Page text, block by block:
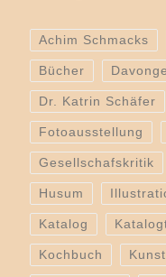
Achim Schmacks
Bücher
Dr. Katrin Schäfer
Fotoausstellung
Gesellschafskritik
Husum
Katalog
Kochbuch Kunst